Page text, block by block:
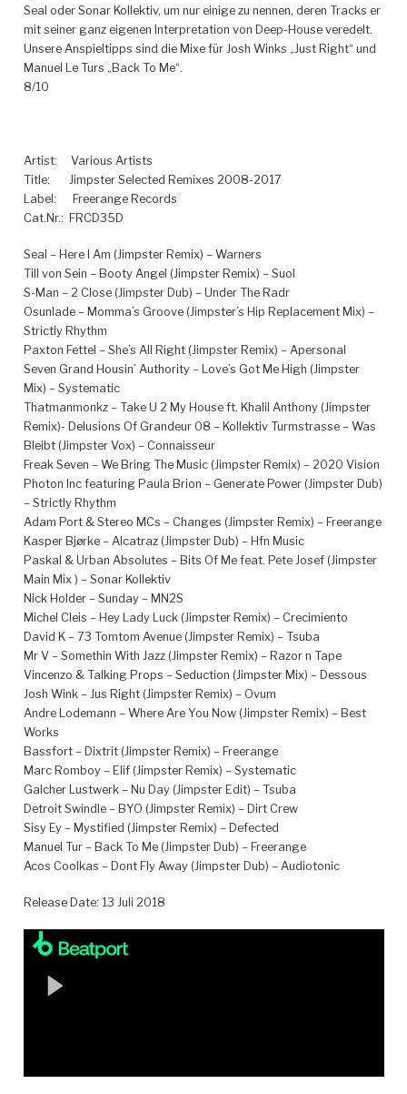
Seal oder Sonar Kollektiv, um nur einige zu nennen, deren Tracks er
mit seiner ganz eigenen Interpretation von Deep-House veredelt.
Unsere Anspieltipps sind die Mixe für Josh Winks „Just Right“ und
Manuel Le Turs „Back To Me“.
8/10
Artist:
Various Artists
Title:
Jimpster Selected Remixes 2008-2017
Label:
Freerange Records
Cat.Nr.: FRCD35D
Seal – Here I Am (Jimpster Remix) – Warners
Till von Sein – Booty Angel (Jimpster Remix) – Suol
S-Man – 2 Close (Jimpster Dub) – Under The Radr
Osunlade – Momma’s Groove (Jimpster’s Hip Replacement Mix) –
Strictly Rhythm
Paxton Fettel – She’s All Right (Jimpster Remix) – Apersonal
Seven Grand Housin’ Authority – Love’s Got Me High (Jimpster
Mix) – Systematic
Thatmanmonkz – Take U 2 My House ft. Khalil Anthony (Jimpster
Remix)- Delusions Of Grandeur 08 – Kollektiv Turmstrasse – Was
Bleibt (Jimpster Vox) – Connaisseur
Freak Seven – We Bring The Music (Jimpster Remix) – 2020 Vision
Photon Inc featuring Paula Brion – Generate Power (Jimpster Dub)
– Strictly Rhythm
Adam Port & Stereo MCs – Changes (Jimpster Remix) – Freerange
Kasper Bjørke – Alcatraz (Jimpster Dub) – Hfn Music
Paskal & Urban Absolutes – Bits Of Me feat. Pete Josef (Jimpster
Main Mix ) – Sonar Kollektiv
Nick Holder – Sunday – MN2S
Michel Cleis – Hey Lady Luck (Jimpster Remix) – Crecimiento
David K – 73 Tomtom Avenue (Jimpster Remix) – Tsuba
Mr V – Somethin With Jazz (Jimpster Remix) – Razor n Tape
Vincenzo & Talking Props – Seduction (Jimpster Mix) – Dessous
Josh Wink – Jus Right (Jimpster Remix) – Ovum
Andre Lodemann – Where Are You Now (Jimpster Remix) – Best
Works
Bassfort – Dixtrit (Jimpster Remix) – Freerange
Marc Romboy – Elif (Jimpster Remix) – Systematic
Galcher Lustwerk – Nu Day (Jimpster Edit) – Tsuba
Detroit Swindle – BYO (Jimpster Remix) – Dirt Crew
Sisy Ey – Mystified (Jimpster Remix) – Defected
Manuel Tur – Back To Me (Jimpster Dub) – Freerange
Acos Coolkas – Dont Fly Away (Jimpster Dub) – Audiotonic
Release Date: 13 Juli 2018